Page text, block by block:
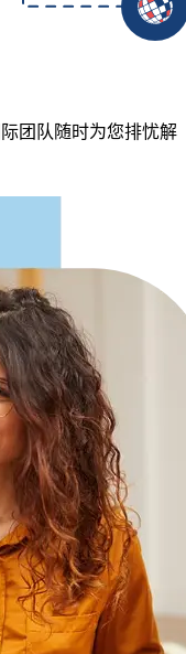
团队随时为您排忧解